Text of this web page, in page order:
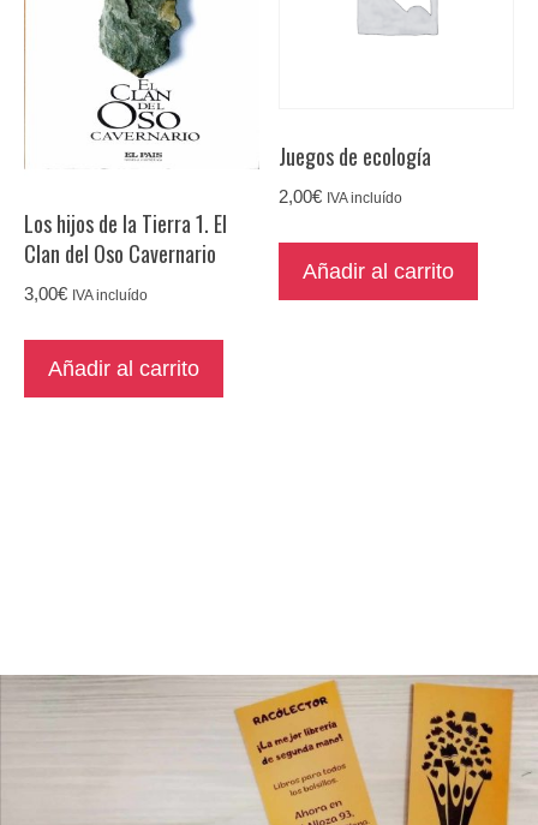
Los hijos de la Tierra 1. El
Clan del Oso Cavernario
3,00€ IVA incluído
Añadir al carrito
Juegos de ecología
2,00€ IVA incluído
Añadir al carrito